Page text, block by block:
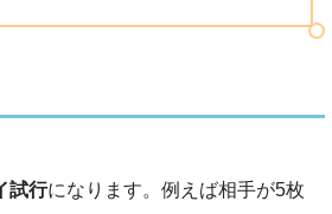
試行になります。例えば相手が5枚